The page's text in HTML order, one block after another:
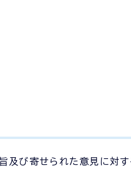
及び寄せられた意見に対